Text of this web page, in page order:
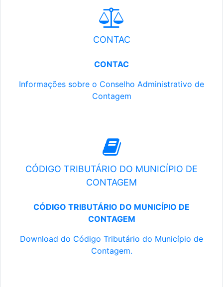
CONTAC
CONTAC
Informações sobre o Conselho Administrativo de
Contagem
CÓDIGO TRIBUTÁRIO DO MUNICÍPIO DE
CONTAGEM
CÓDIGO TRIBUTÁRIO DO MUNICÍPIO DE
CONTAGEM
Download do Código Tributário do Município de
Contagem.